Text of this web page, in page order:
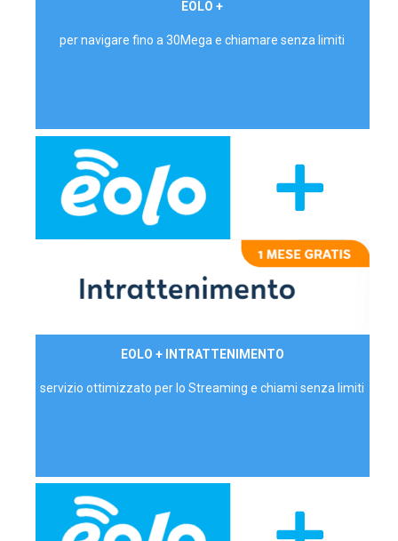
EOLO +
per navigare fino a 30Mega e chiamare senza limiti
EOLO + INTRATTENIMENTO
servizio ottimizzato per lo Streaming e chiami senza limiti